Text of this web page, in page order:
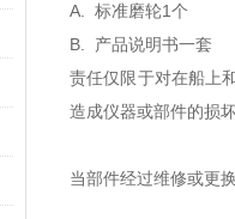
A. 标准磨轮1个
B. 产品说明书一套
责任仅限于对在船上
造成仪器或部件的损
当部件经过维修或更